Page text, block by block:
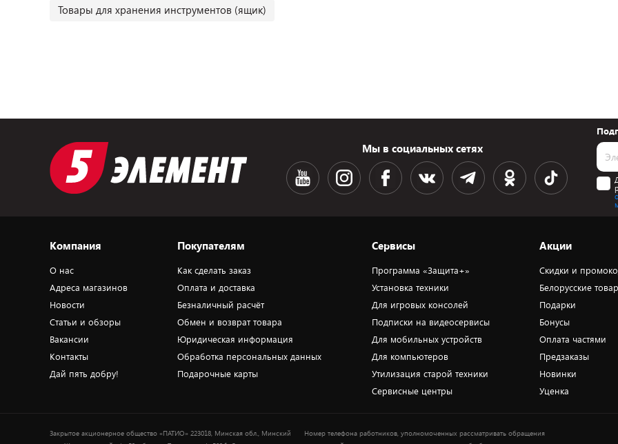
Товары для хранения инструментов (ящик)
Мы в социальных сетях
Компания
О нас
Адреса магазинов
Новости
Статьи и обзоры
Вакансии
Контакты
Дай пять добру!
Покупателям
Как сделать заказ
Оплата и доставка
Безналичный расчёт
Обмен и возврат товара
Юридическая информация
Обработка персональных данных
Подарочные карты
Сервисы
Программа «Защита+»
Установка техники
Для игровых консолей
Подписки на видеосервисы
Для мобильных устройств
Для компьютеров
Утилизация старой техники
Сервисные центры
Акции
Скидки и
Белорусские
Подарки
Бонусы
Оплата частями
Предзаказы
Новинки
Уценка
Закрытое акционерное общество «ПАТИО» 223018, Минская обл., Минский
Номер телефона работников, уполномоченных рассматривать обращения